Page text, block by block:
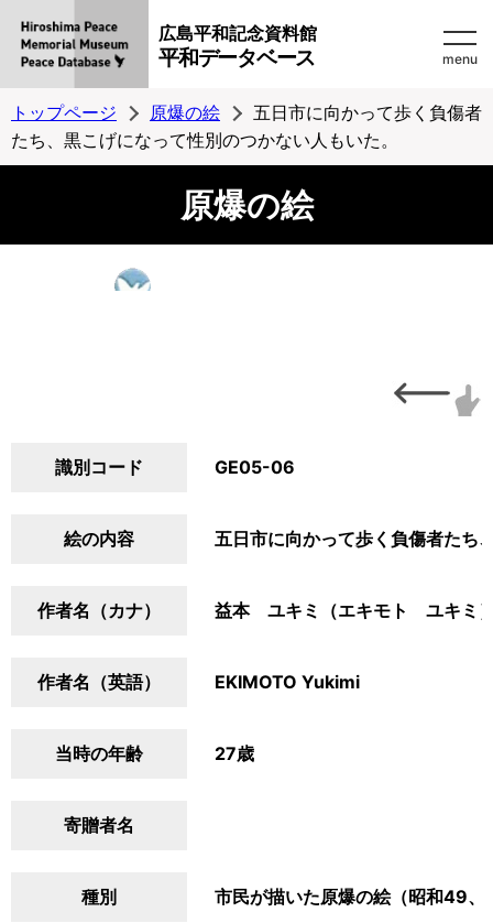
広島平和記念資料館
平和データベース menu
トップページ 原爆の絵
五日市に向かって歩く負傷者
たち、黒こげになって性別のつかない人もいた。
原爆の絵
識別コード GE05-06
絵の内容 五日市に向かって歩く負傷者たち
作者名（カナ） 益本 ユキミ（エキモト ユキミ
作者名（英語） EKIMOTO Yukimi
当時の年齢 27歳
寄贈者名
種別 市民が描いた原爆の絵（昭和49、